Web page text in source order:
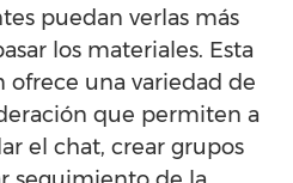
puedan verlas más
los materiales. Esta
una variedad de
que permiten a
el chat, crear grupos